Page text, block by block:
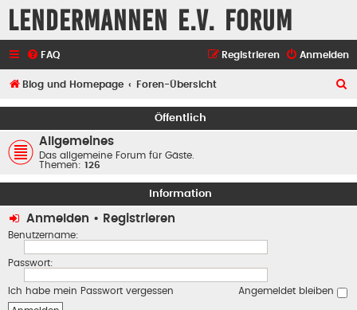
Lendermannen e.V. Forum
FAQ Anmelden
Registrieren
Blog und Homepage Foren-Übersicht
Öffentlich
Allgemeines
Das allgemeine Forum für Gäste.
Themen: 126
Information
Anmelden • Registrieren
Benutzername:
Passwort:
Ich habe mein Passwort vergessen Angemeldet bleiben